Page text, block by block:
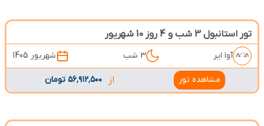
تور استانبول 3 شب و 4 روز 10 شهریور
آوا ایر 3 شب شهریور 1405
مشاهده تور از ۵۶٬۹۱۲٬۵۰۰ تومان